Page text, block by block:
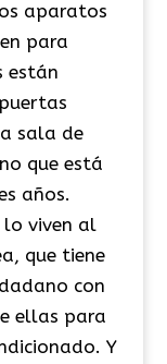
aparatos
para
están
sala de
que está
años.
lo viven al
que tiene
con
ellas para
Y